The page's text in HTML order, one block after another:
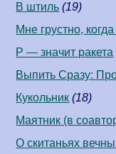
В штиль (19)
Мне грустно,
Р — значит ракета
Выпить Сразу:
Кукольник (18)
Маятник (в
О скитаньях